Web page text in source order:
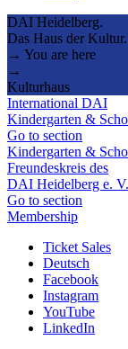
DAI Heidelberg.
Das Haus der Kultur.
→ You are here
→
Kulturhaus
International DAI
Kindergarten &
Go to section
Kindergarten &
Freundeskreis des
DAI Heidelberg e.
Go to section
Membership
Ticket Sales
Deutsch
Facebook
Instagram
YouTube
LinkedIn